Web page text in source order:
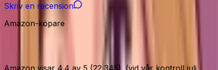
Skriv en recension
Amazon-köpare
Amazon visar 4.4 av 5 (22 345). (vid vår kontroll juli